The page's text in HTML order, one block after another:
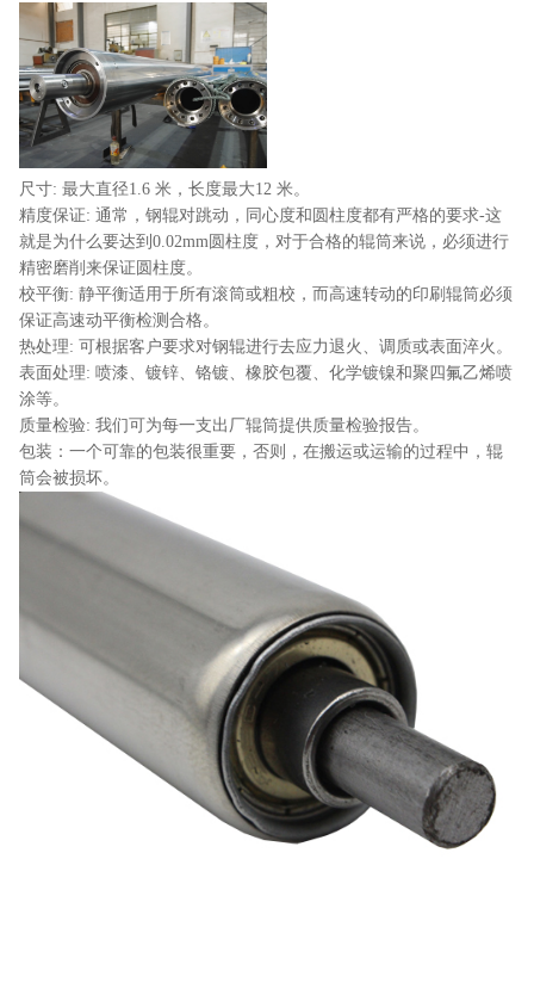
尺寸: 最大直径1.6 米，长度最大12 米。
精度保证: 通常，钢辊对跳动，同心度和圆柱度都有严格的要求-这
就是为什么要达到0.02mm圆柱度，对于合格的辊筒来说，必须进行
精密磨削来保证圆柱度。
校平衡: 静平衡适用于所有滚筒或粗校，而高速转动的印刷辊筒必须
保证高速动平衡检测合格。
热处理: 可根据客户要求对钢辊进行去应力退火、调质或表面淬火。
表面处理: 喷漆、镀锌、铬镀、橡胶包覆、化学镀镍和聚四氟乙烯喷
涂等。
质量检验: 我们可为每一支出厂辊筒提供质量检验报告。
包装：一个可靠的包装很重要，否则，在搬运或运输的过程中，辊
筒会被损坏。